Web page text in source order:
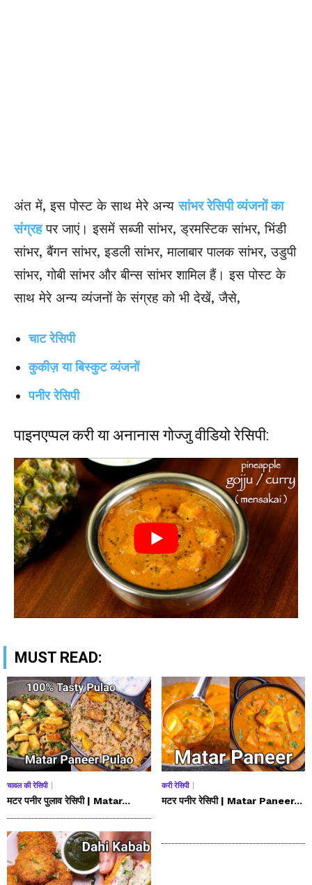
अंत में, इस पोस्ट के साथ मेरे अन्यसांभर रेसिपी व्यंजनों का
संग्रहपर जाएं। इसमें सब्जी सांभर, ड्रमस्टिक सांभर, भिंडी
सांभर, बैंगन सांभर, इडली सांभर, मालाबार पालक सांभर, उडुपी
सांभर, गोबी सांभर और बीन्स सांभर शामिल हैं। इस पोस्ट के
साथ मेरे अन्य व्यंजनों के संग्रह को भी देखें, जैसे,
चाट रेसिपी
कुकीज़ या बिस्कुट व्यंजनों
पनीर रेसिपी
पाइनएप्पल करी या अनानास गोज्जु वीडियो रेसिपी:
MUST READ:
चावल की रेसिपी
मटर पनीर पुलाव रेसिपी | Matar...
करी रेसिपी
मटर पनीर रेसिपी | Matar Paneer...